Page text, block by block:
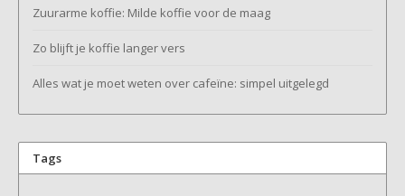
Zuurarme koffie: Milde koffie voor de maag
Zo blijft je koffie langer vers
Alles wat je moet weten over cafeïne: simpel uitgelegd
Tags